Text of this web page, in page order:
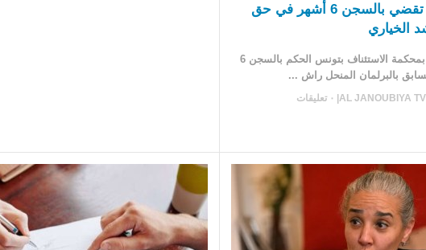
محكمة الاستئناف تقضي بالسجن 6 أشهر في حق
الخياري
قررت الدائرة الجناحية بمحكمة الاستئناف بتونس الحكم بالسجن 6
بالبرلمان المنحل راش ...
AL JANOUBIYA TV
|